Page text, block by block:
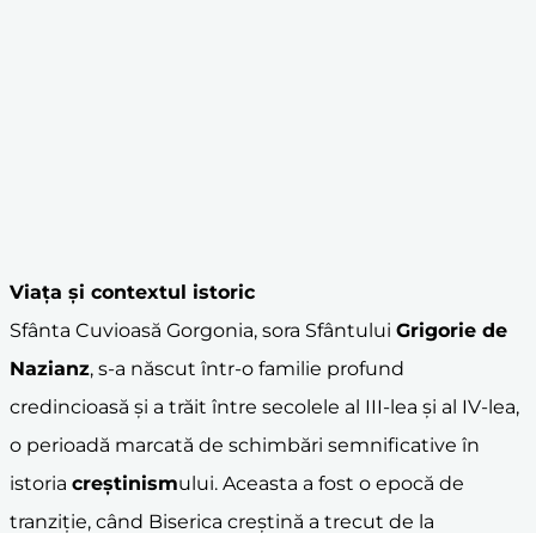
Viața și contextul istoric
Sfânta Cuvioasă Gorgonia, sora Sfântului Grigorie de
Nazianz, s-a născut într-o familie profund
credincioasă și a trăit între secolele al III-lea și al IV-lea,
o perioadă marcată de schimbări semnificative în
istoria creștinismului. Aceasta a fost o epocă de
tranziție, când Biserica creștină a trecut de la